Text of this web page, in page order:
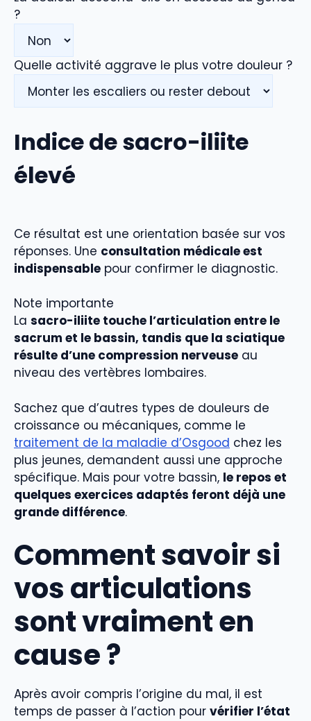
?
Quelle activité aggrave le plus votre douleur ?
Indice de sacro-iliite
élevé
Ce résultat est une orientation basée sur vos
réponses. Une consultation médicale est
indispensable pour confirmer le diagnostic.
Note importante
La sacro-iliite touche l’articulation entre le
sacrum et le bassin, tandis que la sciatique
résulte d’une compression nerveuse au
niveau des vertèbres lombaires.
Sachez que d’autres types de douleurs de
croissance ou mécaniques, comme le
traitement de la maladie d’Osgood chez les
plus jeunes, demandent aussi une approche
spécifique. Mais pour votre bassin, le repos et
quelques exercices adaptés feront déjà une
grande différence.
Comment savoir si
vos articulations
sont vraiment en
cause ?
Après avoir compris l’origine du mal, il est
temps de passer à l’action pour vérifier l’état